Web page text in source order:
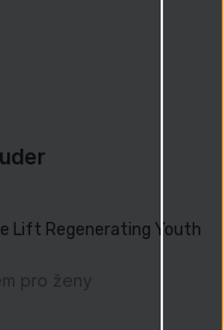
Lift Regenerating Youth
pro ženy